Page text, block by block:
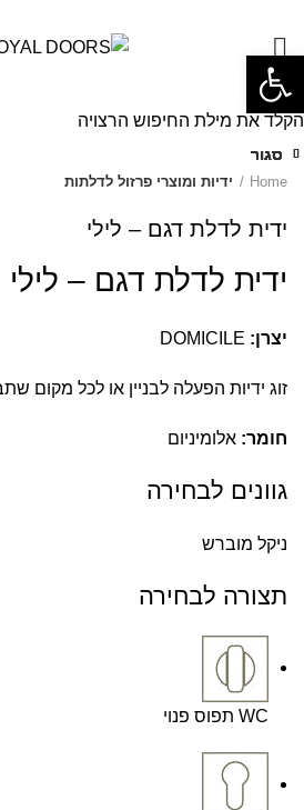
Home ידיות ומוצרי פרזול לדלתות
ידית לדלת דגם – לילי
ידית לדלת דגם – לילי
יצרן:
זוג ידיות הפעלה לבניין או לכל מקום
חומר: אלומיניום
גוונים לבחירה
ניקל מוברש
תצורה לבחירה
WC תפוס פנוי
סגור
סגור
סגור
סגור
סגור
סגור
סגור
סגור
הקלד את מילת החיפוש הרצויה
פתח סרגל נגישות